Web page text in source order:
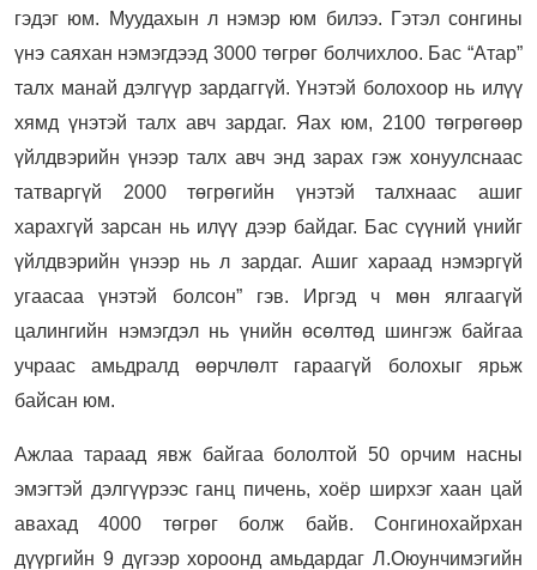
гэдэг юм. Муудахын л нэмэр юм билээ. Гэтэл сонгины
үнэ саяхан нэмэгдээд 3000 төгрөг болчихлоо. Бас “Атар”
талх манай дэлгүүр зардаггүй. Үнэтэй болохоор нь илүү
хямд үнэтэй талх авч зардаг. Яах юм, 2100 төгрөгөөр
үйлдвэрийн үнээр талх авч энд зарах гэж хонуулснаас
татваргүй 2000 төгрөгийн үнэтэй талхнаас ашиг
харахгүй зарсан нь илүү дээр байдаг. Бас сүүний үнийг
үйлдвэрийн үнээр нь л зардаг. Ашиг хараад нэмэргүй
угаасаа үнэтэй болсон” гэв. Иргэд ч мөн ялгаагүй
цалингийн нэмэгдэл нь үнийн өсөлтөд шингэж байгаа
учраас амьдралд өөрчлөлт гараагүй болохыг ярьж
байсан юм.
Ажлаа тараад явж байгаа бололтой 50 орчим насны
эмэгтэй дэлгүүрээс ганц пичень, хоёр ширхэг хаан цай
авахад 4000 төгрөг болж байв. Сонгинохайрхан
дүүргийн 9 дүгээр хороонд амьдардаг Л.Оюунчимэгийн